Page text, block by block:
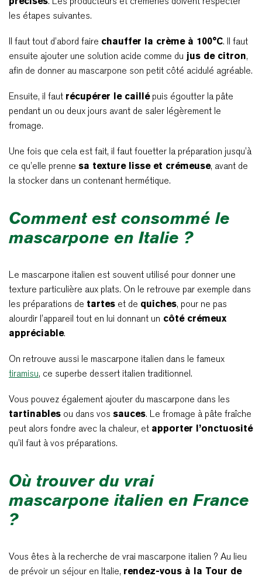
les étapes suivantes.
Il faut tout d’abord faire chauffer la crème à 100°C. Il faut
ensuite ajouter une solution acide comme du jus de citron,
afin de donner au mascarpone son petit côté acidulé agréable.
Ensuite, il faut récupérer le caillépuis égoutter la pâte
pendant un ou deux jours avant de saler légèrement le
fromage.
Une fois que cela est fait, il faut fouetter la préparation jusqu’à
ce qu’elle prenne sa texture lisse et crémeuse, avant de
la stocker dans un contenant hermétique.
Comment est consommé le
mascarpone en Italie ?
Le mascarpone italien est souvent utilisé pour donner une
texture particulière aux plats. On le retrouve par exemple dans
les préparations de tartes et de quiches, pour ne pas
alourdir l’appareil tout en lui donnant un côté crémeux
appréciable.
On retrouve aussi le mascarpone italien dans le fameux
tiramisu, ce superbe dessert italien traditionnel.
Vous pouvez également ajouter du mascarpone dans les
tartinables ou dans vos sauces. Le fromage à pâte fraîche
peut alors fondre avec la chaleur, et apporter l’onctuosité
qu’il faut à vos préparations.
Où trouver du vrai
mascarpone italien en France
?
Vous êtes à la recherche de vrai mascarpone italien ? Au lieu
de prévoir un séjour en Italie, rendez-vous à la Tour de